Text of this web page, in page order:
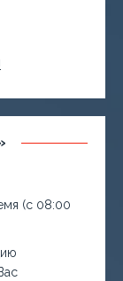
(с 08:00